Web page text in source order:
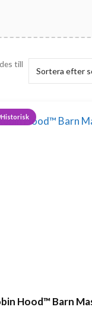
till
Historisk
Hood™ Barn